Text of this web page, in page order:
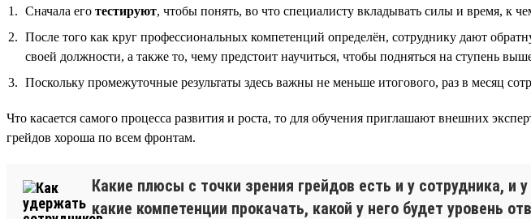
Сначала его тестируют, чтобы понять, во что специалисту вкладывать силы и время, к
После того как круг профессиональных компетенций определён, сотруднику дают
своей должности, а также то, чему предстоит научиться, чтобы подняться на ступень
Поскольку промежуточные результаты здесь важны не меньше итогового, раз в месяц
Что касается самого процесса развития и роста, то для обучения приглашают внешних
грейдов хороша по всем фронтам.
Какие плюсы с точки зрения грейдов есть и у сотрудника,
какие компетенции прокачать, какой у него будет уровень